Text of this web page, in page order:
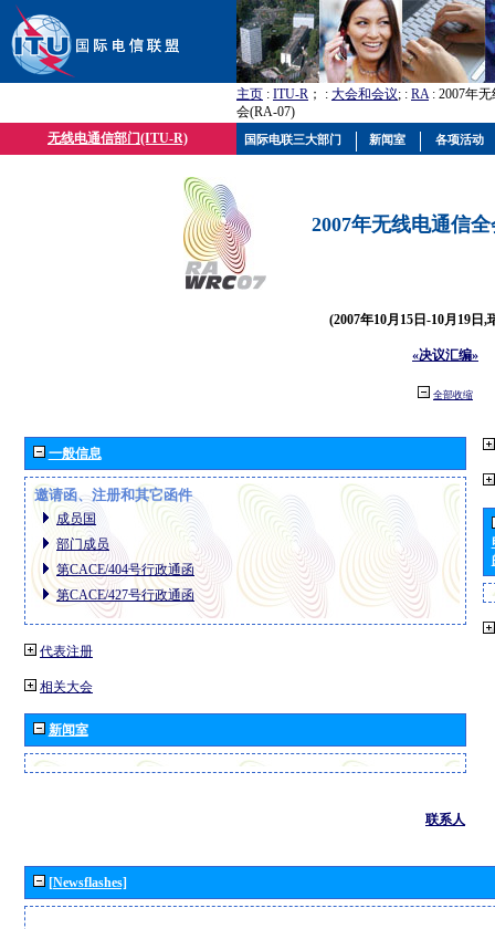
主页 : ITU-R ； : 大会和会议; : RA: 2007年
会(RA-07)
无线电通信部门(ITU-R)
2007年无线电通信
(2007年10月15日-10月19日,
«决议汇编»
全部收缩
一般信息
邀请函、注册和其它函件
成员国
部门成员
第CACE/404号行政通函
第CACE/427号行政通函
代表注册
相关大会
新闻室
联系人
[Newsflashes]
国际电联三大部门 新闻室 各项活动